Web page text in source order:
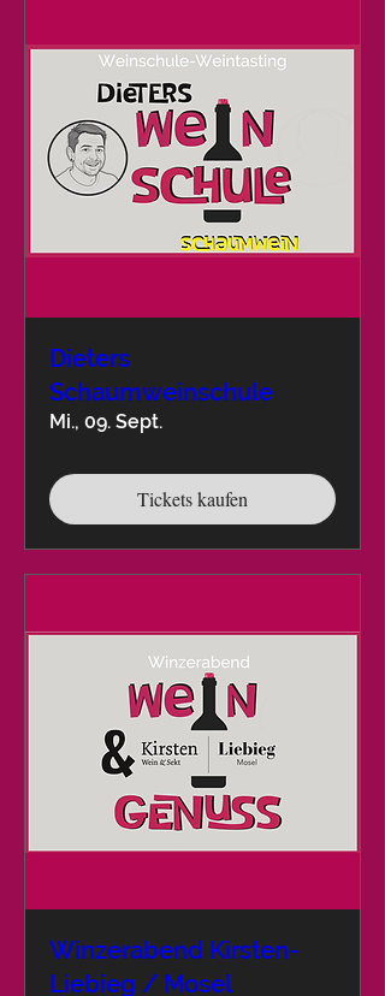
Dieters
Schaumweinschule
Mi., 09. Sept.
Tickets kaufen
Winzerabend Kirsten-
Liebieg / Mosel